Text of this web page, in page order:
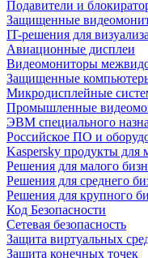
Подавители и
Защищенные
IT-решения для
Авиационные дисплеи
Видеомониторы
Защищенные
Микродисплейные
Промышленные
ЭВМ специального
Российское ПО и
Kaspersky продукты для
Решения для малого
Решения для среднего
Решения для крупного
Код Безопасности
Сетевая безопасность
Защита виртуальных
Защита конечных точек